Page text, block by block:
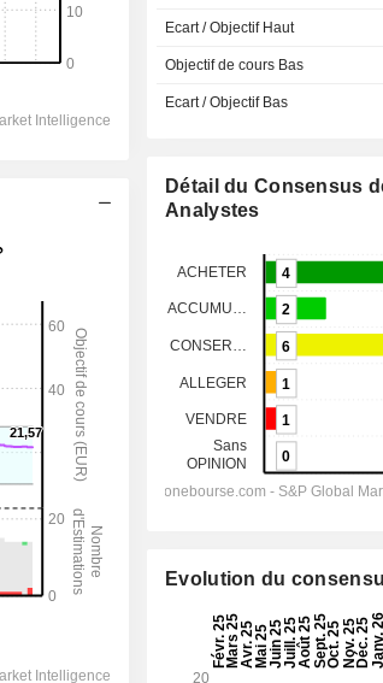
Ecart / Objectif Haut
Objectif de cours Bas
Ecart / Objectif Bas
Détail du Consensus
Analystes
Evolution du